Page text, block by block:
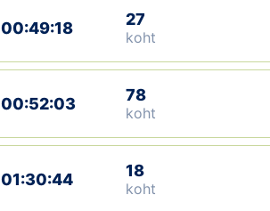
00:49:18 27
koht
00:52:03 78
koht
01:30:44 18
koht